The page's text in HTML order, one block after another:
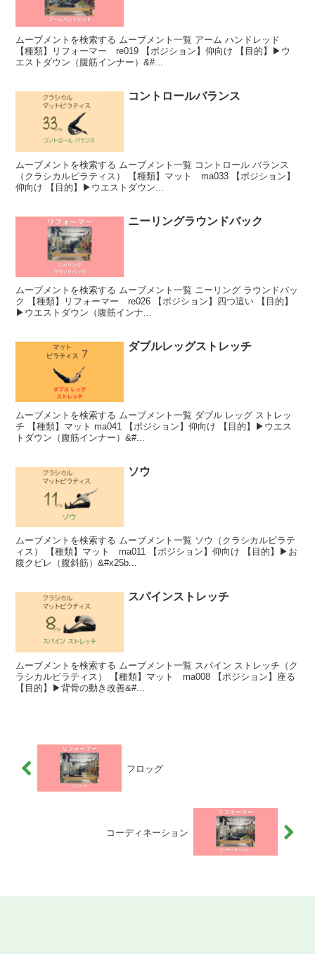
ムーブメントを検索する ムーブメント一覧 アーム ハンドレッド
【種類】リフォーマー re019 【ポジション】仰向け 【目的】▶︎ウ
エストダウン（腹筋インナー）&#...
コントロールバランス
ムーブメントを検索する ムーブメント一覧 コントロール バランス
（クラシカルピラティス） 【種類】マット ma033 【ポジション】
仰向け 【目的】▶︎ウエストダウン...
ニーリングラウンドバック
ムーブメントを検索する ムーブメント一覧 ニーリング ラウンドバッ
ク 【種類】リフォーマー re026 【ポジション】四つ這い 【目的】
▶︎ウエストダウン（腹筋インナ...
ダブルレッグストレッチ
ムーブメントを検索する ムーブメント一覧 ダブル レッグ ストレッ
チ 【種類】マット ma041 【ポジション】仰向け 【目的】▶︎ウエス
トダウン（腹筋インナー）&#...
ソウ
ムーブメントを検索する ムーブメント一覧 ソウ（クラシカルピラテ
ィス） 【種類】マット ma011 【ポジション】仰向け 【目的】▶︎お
腹クビレ（腹斜筋）&#x25b...
スパインストレッチ
ムーブメントを検索する ムーブメント一覧 スパイン ストレッチ（ク
ラシカルピラティス） 【種類】マット ma008 【ポジション】座る
【目的】▶︎背骨の動き改善&#...
フロッグ
コーディネーション